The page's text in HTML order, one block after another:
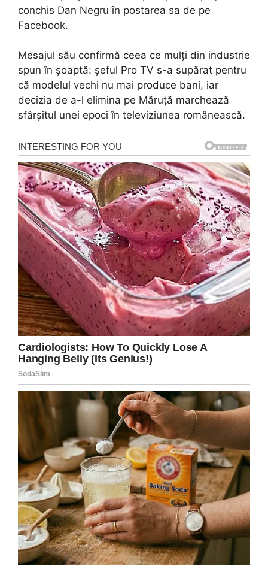
conchis Dan Negru în postarea sa de pe
Facebook.
Mesajul său confirmă ceea ce mulți din industrie
spun în șoaptă: șeful Pro TV s-a supărat pentru
că modelul vechi nu mai produce bani, iar
decizia de a-l elimina pe Măruță marchează
sfârșitul unei epoci în televiziunea românească.